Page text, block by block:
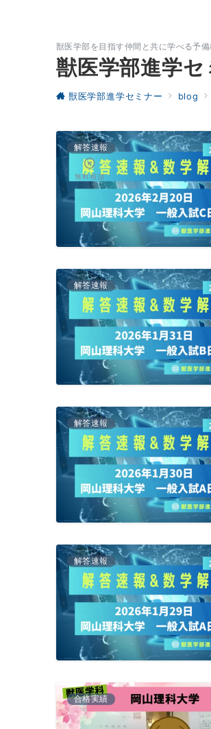
獣医学部を目指す仲間と共に学べる予備
獣医学部進学セ
無料相談
獣医学部進学セミナー blog
解答速報
解答速報
解答速報
解答速報
合格実績